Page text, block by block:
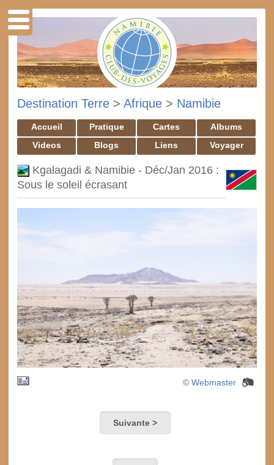
Destination Terre > Afrique > Namibie
Accueil Pratique Cartes
Albums
Videos
Blogs Liens Voyager
Kgalagadi & Namibie - Déc/Jan 2016 :
Sous le soleil écrasant
© Webmaster
Suivante >